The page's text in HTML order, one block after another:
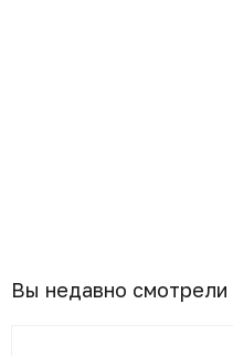
Вы недавно смотрели